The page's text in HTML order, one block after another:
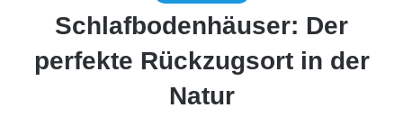
Schlafbodenhäuser: Der
perfekte Rückzugsort in der
Natur